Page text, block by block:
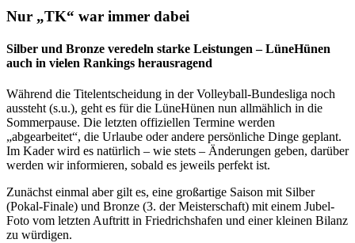
Nur „TK“ war immer dabei
Silber und Bronze veredeln starke Leistungen – LüneHünen
auch in vielen Rankings herausragend
Während die Titelentscheidung in der Volleyball-Bundesliga noch
aussteht (s.u.), geht es für die LüneHünen nun allmählich in die
Sommerpause. Die letzten offiziellen Termine werden
„abgearbeitet“, die Urlaube oder andere persönliche Dinge geplant.
Im Kader wird es natürlich – wie stets – Änderungen geben, darüber
werden wir informieren, sobald es jeweils perfekt ist.
Zunächst einmal aber gilt es, eine großartige Saison mit Silber
(Pokal-Finale) und Bronze (3. der Meisterschaft) mit einem Jubel-
Foto vom letzten Auftritt in Friedrichshafen und einer kleinen Bilanz
zu würdigen.